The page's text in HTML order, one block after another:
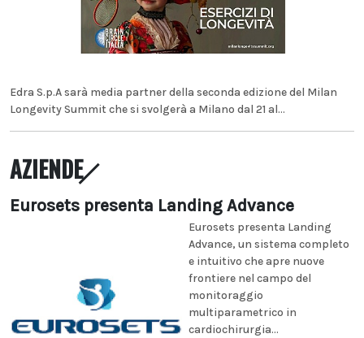
Edra S.p.A sarà media partner della seconda edizione del Milan
Longevity Summit che si svolgerà a Milano dal 21 al...
AZIENDE
Eurosets presenta Landing Advance
Eurosets presenta Landing
Advance, un sistema completo
e intuitivo che apre nuove
frontiere nel campo del
monitoraggio
multiparametrico in
cardiochirurgia...